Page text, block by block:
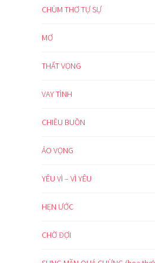
CHÙM THƠ TỰ SỰ
MƠ
THẤT VỌNG
VAY TÌNH
CHIỀU BUỒN
ẢO VỌNG
YÊU VÌ – VÌ YÊU
HẸN ƯỚC
CHỜ ĐỢI